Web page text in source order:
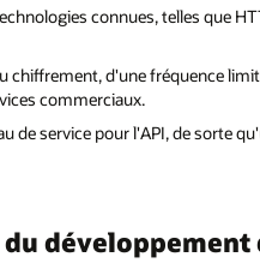
connues, telles que
d'une fréquence
commerciaux.
de service pour l'API, de sorte